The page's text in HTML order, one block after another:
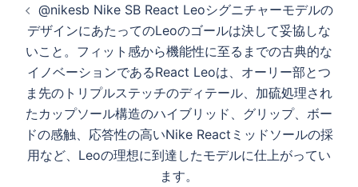
稿
ナ
ビ
ゲ
ー
シ
ョ
@nikesb Nike SB React Leoシグニチャーモデルの
デザインにあたってのLeoのゴールは決して妥協しな
いこと。フィット感から機能性に至るまでの古典的な
イノベーションであるReact Leoは、オーリー部とつ
ま先のトリプルステッチのディテール、加硫処理され
たカップソール構造のハイブリッド、グリップ、ボー
ドの感触、応答性の高いNike Reactミッドソールの採
用など、Leoの理想に到達したモデルに仕上がってい
ます。